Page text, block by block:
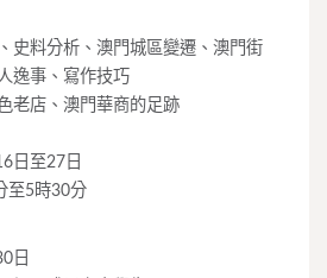
史料分析、澳門城區變遷、澳門街
逸事、寫作技巧
老店、澳門華商的足跡
日至27日
至5時30分
日